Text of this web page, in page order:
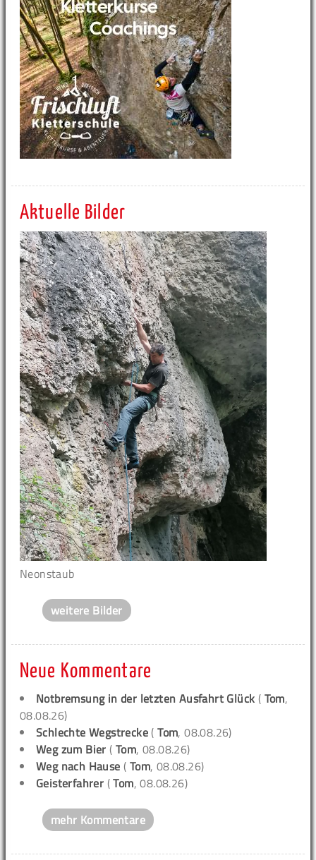
Aktuelle Bilder
Neonstaub
weitere Bilder
Neue Kommentare
Notbremsung in der letzten Ausfahrt Glück ( Tom,
08.08.26)
Schlechte Wegstrecke (Tom, 08.08.26)
Weg zum Bier (Tom, 08.08.26)
Weg nach Hause ( Tom, 08.08.26)
Geisterfahrer (Tom, 08.08.26)
mehr Kommentare